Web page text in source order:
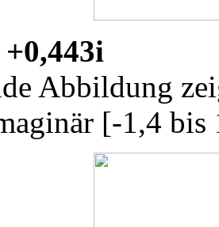
Abbildung
[-1,4 bis